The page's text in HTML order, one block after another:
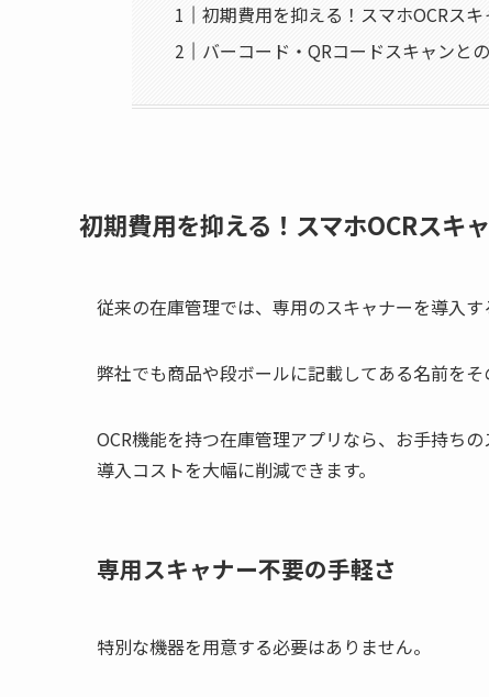
初期費用を抑える！スマホOCRス
バーコード・QRコードスキャンと
初期費用を抑える！スマホOCRスキ
従来の在庫管理では、専用のスキャナーを導入
弊社でも商品や段ボールに記載してある名前を
OCR機能を持つ在庫管理アプリなら、お手持ち
導入コストを大幅に削減できます。
専用スキャナー不要の手軽さ
特別な機器を用意する必要はありません。